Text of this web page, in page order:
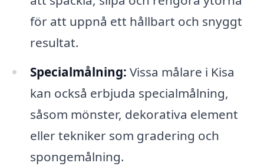
för att uppnå ett hållbart och snyggt
resultat.
Specialmålning: Vissa målare i Kisa
kan också erbjuda specialmålning,
såsom mönster, dekorativa element
eller tekniker som gradering och
spongemålning.